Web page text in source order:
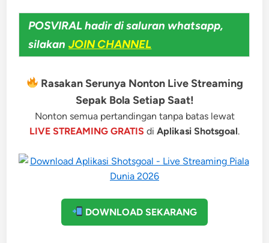
POSVIRAL hadir di saluran whatsapp,
silakan JOIN CHANNEL
Rasakan Serunya Nonton Live Streaming
Sepak Bola Setiap Saat!
Nonton semua pertandingan tanpa batas lewat
LIVE STREAMING GRATIS di Aplikasi Shotsgoal.
DOWNLOAD SEKARANG